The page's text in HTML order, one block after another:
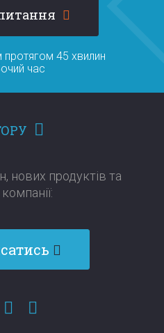
45 хвилин
час
нових продуктів та